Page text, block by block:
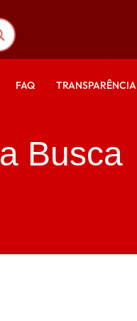
FAQ TRANSPARÊNCIA
Busca